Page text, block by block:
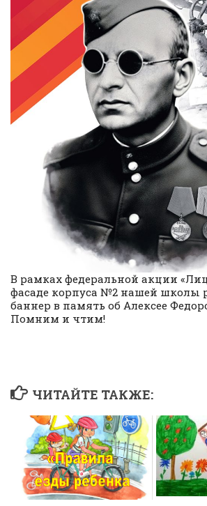
В рамках федеральной акции
фасаде корпуса №2 нашей школы
баннер в память об Алексее
Помним и чтим!
ЧИТАЙТЕ ТАКЖЕ: